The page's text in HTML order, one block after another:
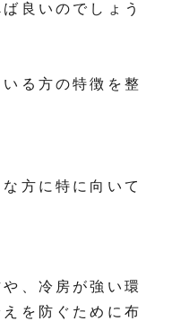
良いのでしょう
る方の特徴を整
方に特に向いて
、冷房が強い環
を防ぐために布